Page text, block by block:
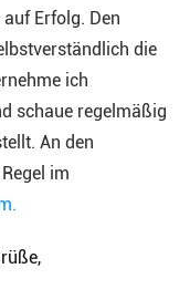
Erfolg. Den
die
ich
schaue regelmäßig
An den
im